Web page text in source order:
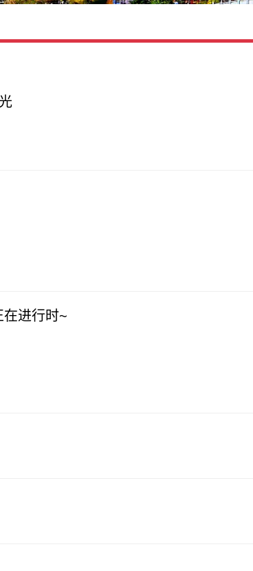
在进行时~